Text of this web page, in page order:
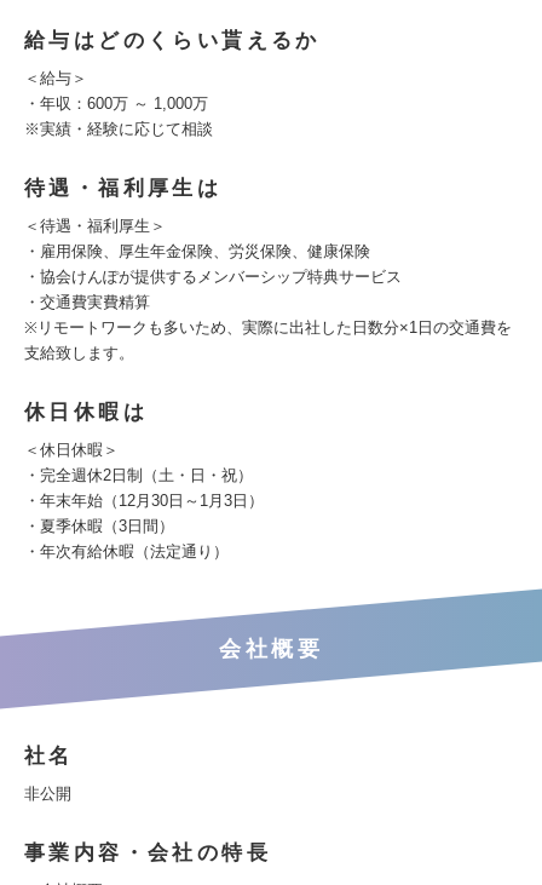
給与はどのくらい貰えるか
＜給与＞
・年収：600万 ～ 1,000万
※実績・経験に応じて相談
待遇・福利厚生は
＜待遇・福利厚生＞
・雇用保険、厚生年金保険、労災保険、健康保険
・協会けんぽが提供するメンバーシップ特典サービス
・交通費実費精算
※リモートワークも多いため、実際に出社した日数分×1日の交通費を
支給致します。
休日休暇は
＜休日休暇＞
・完全週休2日制（土・日・祝）
・年末年始（12月30日～1月3日）
・夏季休暇（3日間）
・年次有給休暇（法定通り）
会社概要
社名
非公開
事業内容・会社の特長